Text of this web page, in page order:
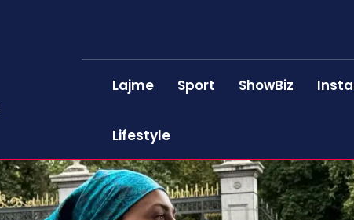
Lajme Sport ShowBiz
Lifestyle